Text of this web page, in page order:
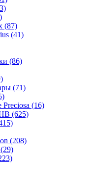
(87)
(41)
(86)
(71)
(16)
(625)
(208)